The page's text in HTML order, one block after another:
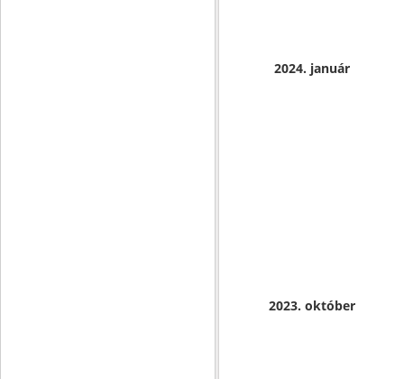
2024. január
2023. október